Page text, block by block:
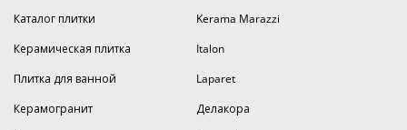
Каталог плитки
Керамическая плитка
Плитка для ванной
Керамогранит
Kerama Marazzi
Italon
Laparet
Делакора